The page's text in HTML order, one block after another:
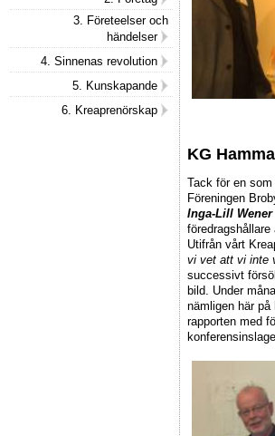
3. Företeelser och
händelser
4. Sinnenas revolution
5. Kunskapande
6. Kreaprenörskap
KG
Tack för en
Föreningen
Inga-Lill Wener
Utifrån vårt
vi vet att vi inte
successivt
bild. Under
nämligen här
rapporten med